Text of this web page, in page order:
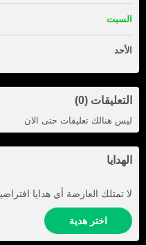
السبت
الأحد
التعليقات (0)
ليس هنالك تعليقات حتى الان
الهدايا
لا تمتلك العارضة أي هدايا
اختر هدية